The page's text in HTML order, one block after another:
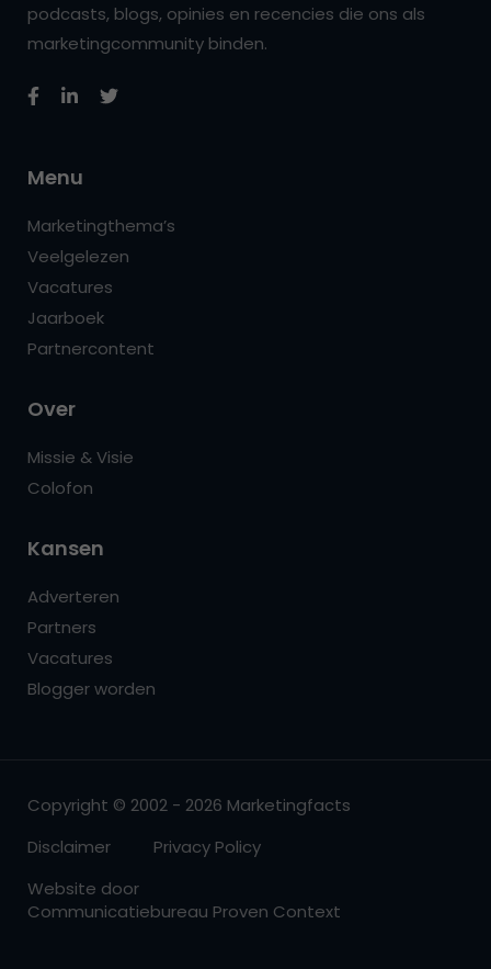
podcasts, blogs, opinies en recencies die ons als
marketingcommunity binden.
Menu
Marketingthema’s
Veelgelezen
Vacatures
Jaarboek
Partnercontent
Over
Missie & Visie
Colofon
Kansen
Adverteren
Partners
Vacatures
Blogger worden
Copyright © 2002 - 2026 Marketingfacts
Disclaimer
Privacy Policy
Website door
Communicatiebureau Proven Context